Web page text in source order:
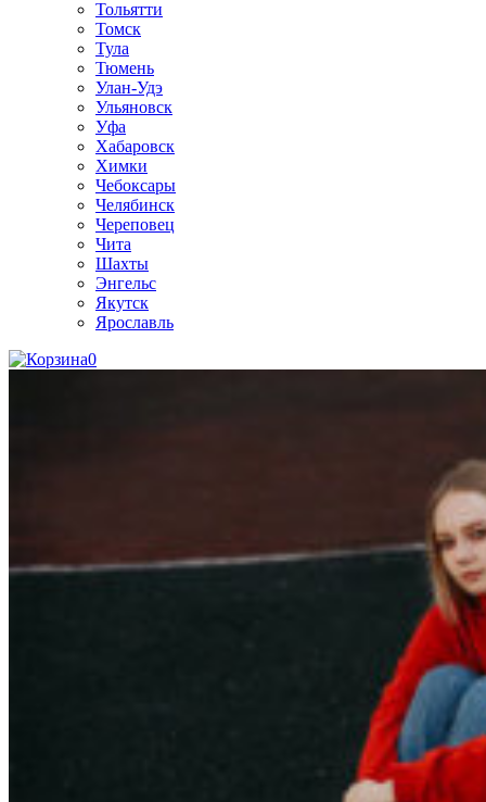
Тольятти
Томск
Тула
Тюмень
Улан-Удэ
Ульяновск
Уфа
Хабаровск
Химки
Чебоксары
Челябинск
Череповец
Чита
Шахты
Энгельс
Якутск
Ярославль
0